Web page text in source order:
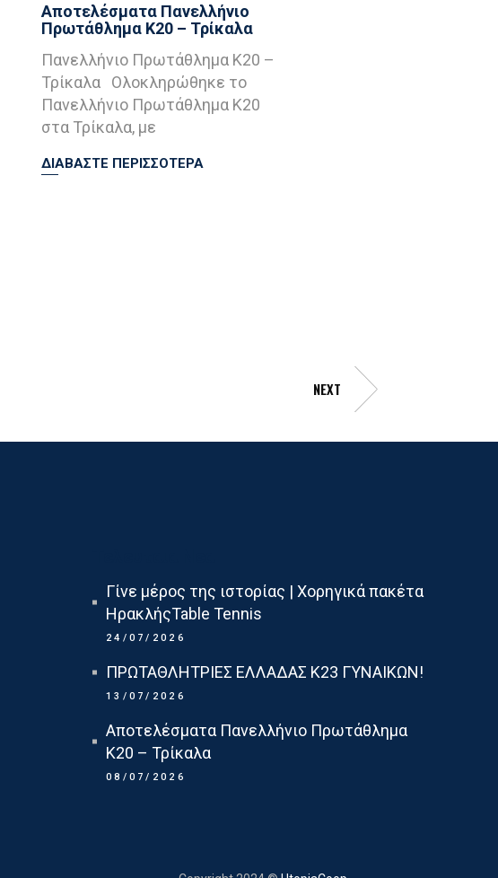
Αποτελέσματα Πανελλήνιο
Πρωτάθλημα Κ20 – Τρίκαλα
Πανελλήνιο Πρωτάθλημα Κ20 –
Τρίκαλα Ολοκληρώθηκε το
Πανελλήνιο Πρωτάθλημα Κ20
στα Τρίκαλα, με
ΔΙΑΒΑΣΤΕ ΠΕΡΙΣΣΟΤΕΡΑ
NEXT
Γίνε μέρος της ιστορίας | Χορηγικά πακέτα
ΗρακλήςTable Tennis
24/07/2026
ΠΡΩΤΑΘΛΗΤΡΙΕΣ ΕΛΛΑΔΑΣ Κ23 ΓΥΝΑΙΚΩΝ!
13/07/2026
Αποτελέσματα Πανελλήνιο Πρωτάθλημα
Κ20 – Τρίκαλα
08/07/2026